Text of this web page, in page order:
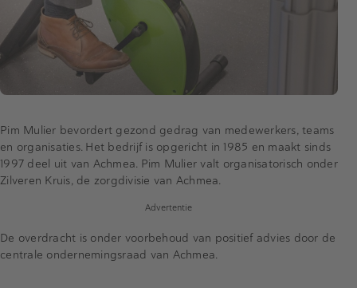
Pim Mulier bevordert gezond gedrag van medewerkers, teams
en organisaties. Het bedrijf is opgericht in 1985 en maakt sinds
1997 deel uit van Achmea. Pim Mulier valt organisatorisch onder
Zilveren Kruis, de zorgdivisie van Achmea.
Advertentie
De overdracht is onder voorbehoud van positief advies door de
centrale ondernemingsraad van Achmea.